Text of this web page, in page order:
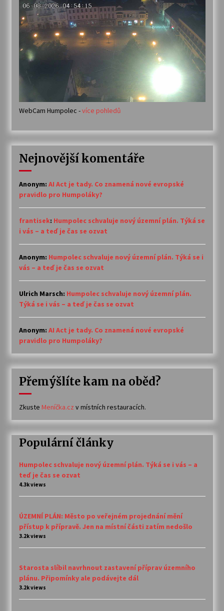
WebCam Humpolec -více pohledů
Nejnovější komentáře
Anonym: AI Act je tady. Co znamená nové evropské
pravidlo pro Humpoláky?
frantisek: Humpolec schvaluje nový územní plán. Týká se
i vás – a teď je čas se ozvat
Anonym: Humpolec schvaluje nový územní plán. Týká se i
vás – a teď je čas se ozvat
Ulrich Marsch: Humpolec schvaluje nový územní plán.
Týká se i vás – a teď je čas se ozvat
Anonym: AI Act je tady. Co znamená nové evropské
pravidlo pro Humpoláky?
Přemýšlíte kam na oběd?
Zkuste Meníčka.cz v místních restauracích.
Populární články
Humpolec schvaluje nový územní plán. Týká se i vás – a
teď je čas se ozvat
4.3k views
ÚZEMNÍ PLÁN: Město po veřejném projednání mění
přístup k přípravě. Jen na místní části zatím nedošlo
3.2k views
Starosta slíbil navrhnout zastavení příprav územního
plánu. Připomínky ale podávejte dál
3.2k views